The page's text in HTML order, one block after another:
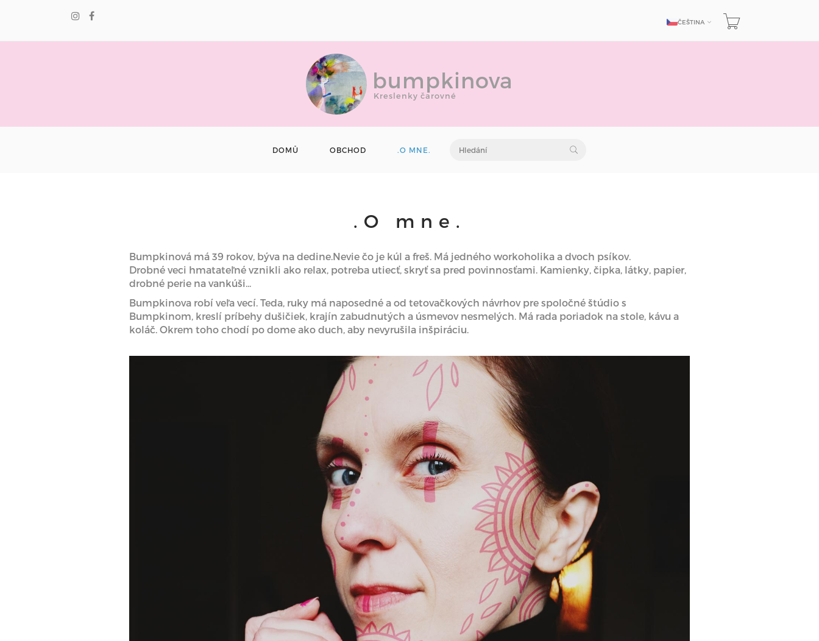
ČEŠTINA
JAZYK
bumpkinova
Kreslenky čarovné
DOMŮ OBCHOD .O MNE.
.O mne.
Bumpkinová má 39 rokov, býva na dedine.Nevie čo je kúl a freš. Má jedného workoholika a dvoch psíkov.
Drobné veci hmatateľné vznikli ako relax, potreba utiecť, skryť sa pred povinnosťami. Kamienky, čipka, látky, papier,
drobné perie na vankúši...
Bumpkinova robí veľa vecí. Teda, ruky má naposedné a od tetovačkových návrhov pre spoločné štúdio s
Bumpkinom, kreslí príbehy dušičiek, krajín zabudnutých a úsmevov nesmelých. Má rada poriadok na stole, kávu a
koláč. Okrem toho chodí po dome ako duch, aby nevyrušila inšpiráciu.